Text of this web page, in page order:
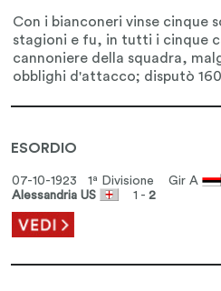
ESORDIO
07-10-1923 1ª Divisione Gir A
Alessandria US
1 -2